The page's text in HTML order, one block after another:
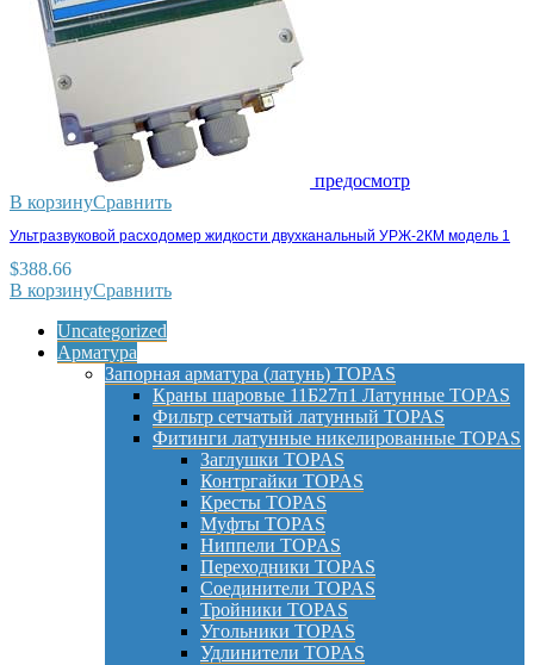
предосмотр
В корзинуСравнить
Ультразвуковой расходомер жидкости двухканальный УРЖ-2КМ модель 1
$388.66
В корзинуСравнить
Uncategorized
Арматура
Запорная арматура (латунь) TOPAS
Краны шаровые 11Б27п1 Латунные TOPAS
Фильтр сетчатый латунный TOPAS
Фитинги латунные никелированные TOPAS
Заглушки TOPAS
Контргайки TOPAS
Кресты TOPAS
Муфты TOPAS
Ниппели TOPAS
Переходники TOPAS
Соединители TOPAS
Тройники TOPAS
Угольники TOPAS
Удлинители TOPAS